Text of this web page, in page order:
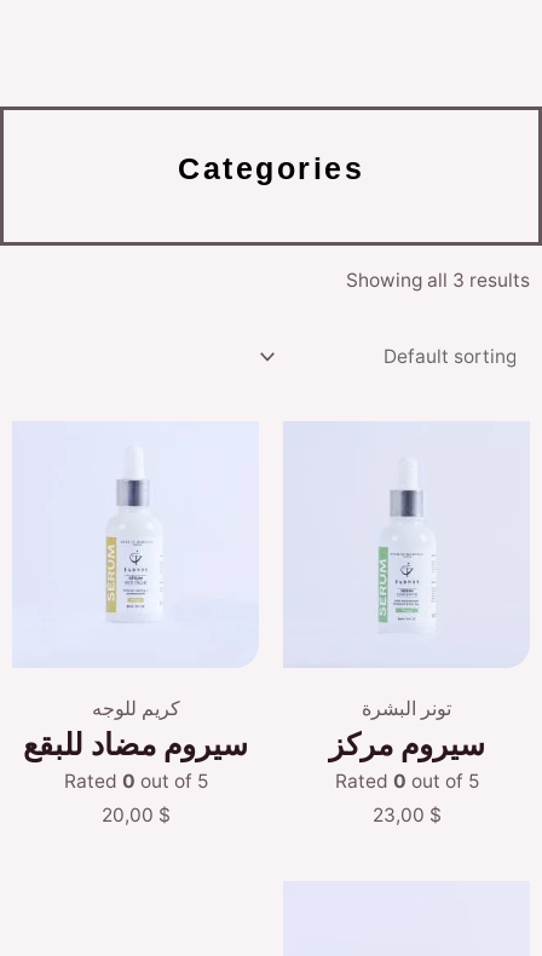
Categories
Showing all 3 results
تونر البشرة
سيروم مركز
Rated 0 out of 5
23,00 $
كريم للوجه
سيروم مضاد للبقع
Rated 0 out of 5
20,00 $